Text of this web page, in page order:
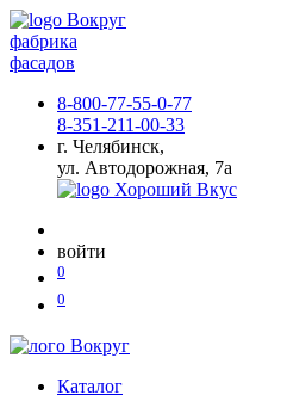
фабрика
фасадов
8-800-77-55-0-77
8-351-211-00-33
г. Челябинск,
ул. Автодорожная, 7а
войти
0
0
Каталог